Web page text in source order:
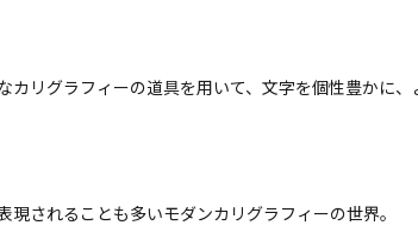
カリグラフィーの道具を用いて、文字を個性豊かに
現されることも多いモダンカリグラフィーの世界。